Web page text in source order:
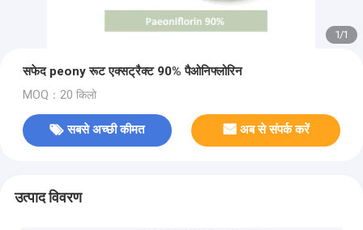
1/1
सफेद peony रूट एक्सट्रैक्ट 90% पैओनिफ्लोरिन
MOQ：20 किलो
सबसे अच्छी कीमत अब से संपर्क करें
उत्पाद विवरण